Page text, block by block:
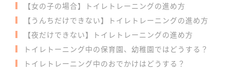
【女の子の場合】トイレトレーニングの進め方
【うんちだけできない】トイレトレーニングの進め方
【夜だけできない】トイレトレーニングの進め方
トイレトーニング中の保育園、幼稚園ではどうする？
トイレトレーニング中のおでかけはどうする？